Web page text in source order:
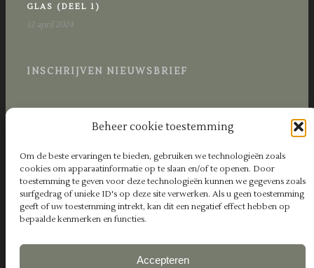
Beheer cookie toestemming
Om de beste ervaringen te bieden, gebruiken we technologieën zoals
cookies om apparaatinformatie op te slaan en/of te openen. Door
toestemming te geven voor deze technologieën kunnen we gegevens zoals
surfgedrag of unieke ID's op deze site verwerken. Als u geen toestemming
geeft of uw toestemming intrekt, kan dit een negatief effect hebben op
bepaalde kenmerken en functies.
Accepteren
GLAS (DEEL 1)
12 april 2024
INSCHRIJVEN NIEUWSBRIEF